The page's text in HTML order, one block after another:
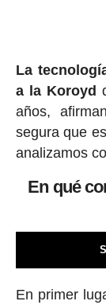
La
a la Koroyd
años,
segura que
analizamos
En qué
En primer